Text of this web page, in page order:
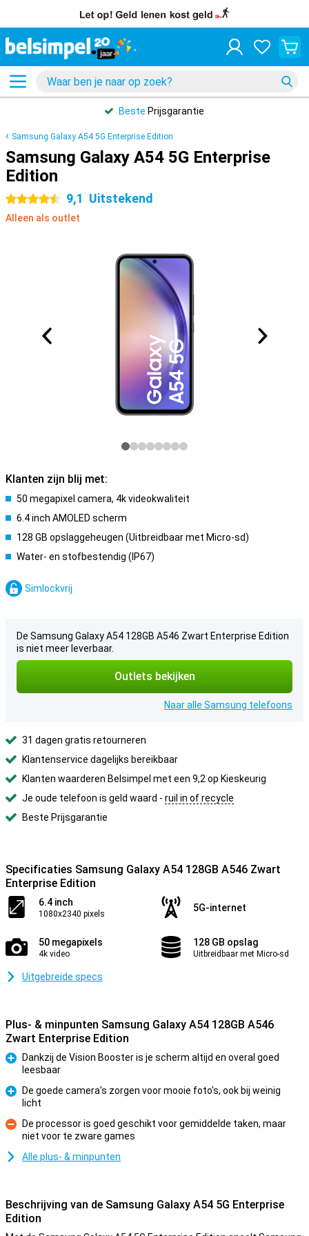
Beste Prijsgarantie
Samsung Galaxy A54 5G Enterprise Edition
Samsung Galaxy A54 5G Enterprise
Edition
4.5 sterren 9,1 Uitstekend
Alleen als outlet
Klanten zijn blij met:
50 megapixel camera, 4k videokwaliteit
6.4 inch AMOLED scherm
128 GB opslaggeheugen (Uitbreidbaar met Micro-sd)
Water- en stofbestendig (IP67)
Simlockvrij
De Samsung Galaxy A54 128GB A546 Zwart Enterprise Edition
is niet meer leverbaar.
Outlets bekijken
Naar alle Samsung telefoons
31 dagen gratis retourneren
Klantenservice dagelijks bereikbaar
Klanten waarderen Belsimpel met een 9,2 op Kieskeurig
Je oude telefoon is geld waard - ruil in of recycle
Beste Prijsgarantie
Specificaties Samsung Galaxy A54 128GB A546 Zwart
Enterprise Edition
6.4 inch
1080x2340 pixels
5G-internet
50 megapixels
4k video
128 GB opslag
Uitbreidbaar met Micro-sd
Uitgebreide specs
Plus- & minpunten Samsung Galaxy A54 128GB A546
Zwart Enterprise Edition
Pluspunt
Dankzij de Vision Booster is je scherm altijd en overal goed
leesbaar
Pluspunt
De goede camera's zorgen voor mooie foto's, ook bij weinig
licht
Minpunt
De processor is goed geschikt voor gemiddelde taken, maar
niet voor te zware games
Alle plus- & minpunten
Beschrijving van de Samsung Galaxy A54 5G Enterprise
Edition